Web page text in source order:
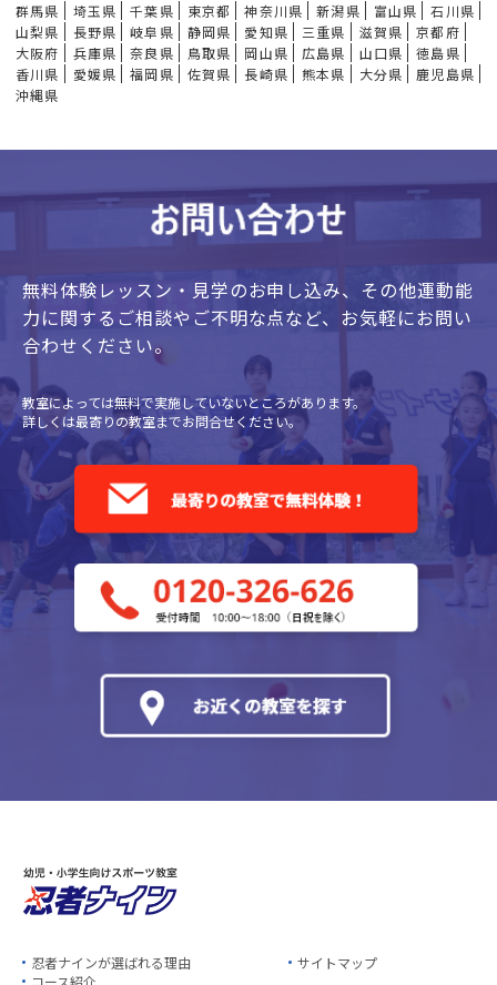
群馬県
埼玉県 千葉県 東京都 神奈川県 新潟県 富山県
石川県
山梨県
長野県 岐阜県 静岡県 愛知県 三重県 滋賀県
京都府
大阪府
兵庫県 奈良県 鳥取県 岡山県 広島県 山口県
徳島県
香川県
愛媛県 福岡県 佐賀県 長崎県 熊本県 大分県
鹿児島県
沖縄県
無料体験レッスン・見学のお申し込み、 その他運動能
力に関するご相談やご不明な点など、 お気軽にお問い
合わせください。
教室によっては無料で実施していないところがあります。
詳しくは最寄りの教室までお問合せください。
忍者ナインが選ばれる理由
コース紹介
サイトマップ